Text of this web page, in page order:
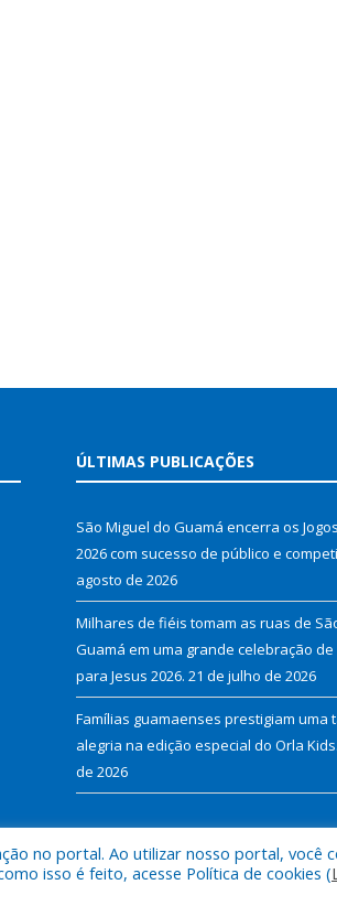
ÚLTIMAS PUBLICAÇÕES
São Miguel do Guamá encerra os
2026 com sucesso de público e
agosto de 2026
Milhares de fiéis tomam as ruas de
Guamá em uma grande celebração
para Jesus 2026. 21 de julho de 2026
Famílias guamaenses prestigiam uma
alegria na edição especial do Orla Kids.
de 2026
no portal. Ao utilizar nosso portal, você
isso é feito, acesse Política de cookies (